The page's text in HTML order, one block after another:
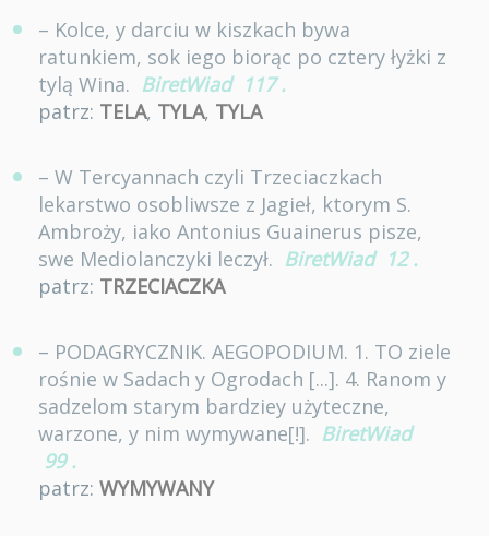
– Kolce, y darciu w kiszkach bywa
ratunkiem, sok iego biorąc po cztery łyżki z
tylą Wina. BiretWiad 117 .
patrz: TELA, TYLA, TYLA
– W Tercyannach czyli Trzeciaczkach
lekarstwo osobliwsze z Jagieł, ktorym S.
Ambroży, iako Antonius Guainerus pisze,
swe Mediolanczyki leczył. BiretWiad 12 .
patrz: TRZECIACZKA
– PODAGRYCZNIK. AEGOPODIUM. 1. TO ziele
rośnie w Sadach y Ogrodach [...]. 4. Ranom y
sadzelom starym bardziey użyteczne,
warzone, y nim wymywane[!]. BiretWiad
99 .
patrz: WYMYWANY